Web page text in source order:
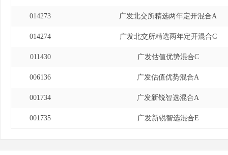
014273 广发北交所精选两年定开混合A
014274 广发北交所精选两年定开混合C
011430 广发估值优势混合C
006136 广发估值优势混合A
001734 广发新锐智选混合A
001735 广发新锐智选混合E